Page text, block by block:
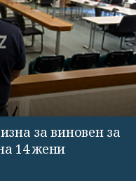
за виновен за
14 жени